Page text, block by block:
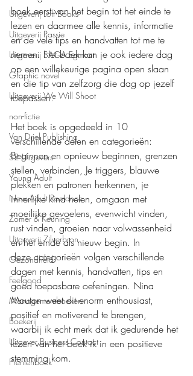
Uitgeverij Loft Books
Uitgeverij Passie
Uitgeverij SAGA Egmont
Graphic novel
Uitgeverij We Will Shoot
non-fictie
Van Driel Publishing
S2 Uitgevers
Young Adult
New Adult Romance
Zomer & Keuning
Uitgeverij Zilverbron
Gezondheid
Feelgood
Managementboeken
Boekerij
Uitgever Business Contact
Prentenboek
boek eerst van het begin tot het einde te
lezen en daarmee alle kennis, informatie
en de vele tips en handvatten tot me te
nemen. Het boek kan je ook iedere dag
op een willekeurige pagina open slaan
en die tip van zelfzorg die dag op jezelf
toepassen.
Het boek is opgedeeld in 10
verschillende delen en categorieën:
Beginnen en opnieuw beginnen, grenzen
stellen, verbinden, Je triggers, blauwe
plekken en patronen herkennen, je
innerlijke kind helen, omgaan met
moeilijke gevoelens, evenwicht vinden,
rust vinden, groeien naar volwassenheid
en het einde als nieuw begin. In
deze categorieën volgen verschillende
dagen met kennis, handvatten, tips en
goed toepasbare oefeningen. Nina
Mouton weet dit enorm enthousiast,
positief en motiverend te brengen,
waarbij ik echt merk dat ik gedurende het
lezen van het boek ik in een positieve
stemming kom.